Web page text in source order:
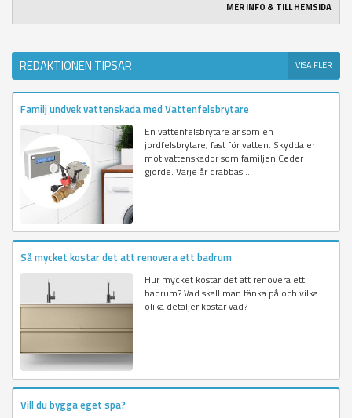
MER INFO & TILL HEMSIDA
REDAKTIONEN TIPSAR VISA FLER
Familj undvek vattenskada med Vattenfelsbrytare
En vattenfelsbrytare är som en
jordfelsbrytare, fast för vatten. Skydda er
mot vattenskador som familjen Ceder
gjorde. Varje år drabbas...
Så mycket kostar det att renovera ett badrum
Hur mycket kostar det att renovera ett
badrum? Vad skall man tänka på och vilka
olika detaljer kostar vad?
Vill du bygga eget spa?